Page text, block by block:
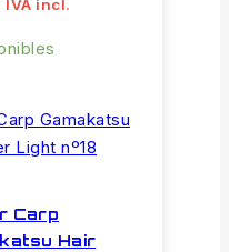
IVA incl.
Carp
Hair